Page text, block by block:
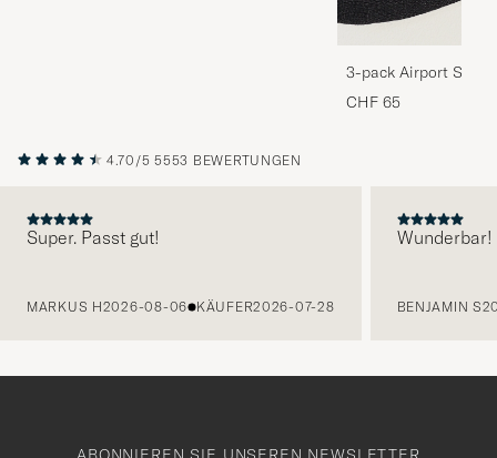
3-pack Airport
Melange
CHF 65
4.70/5 5553 BEWERTUNGEN
Super. Passt gut!
MARKUS H2026-08-06 KÄUFER2026-07-28
Wunderbar!
BENJAMIN S